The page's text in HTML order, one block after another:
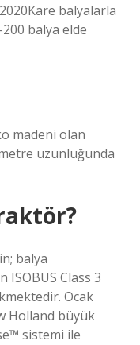
balyalarla
balya elde
madeni olan
uzunluğunda
balya
Class 3
Ocak
Holland büyük
sistemi ile